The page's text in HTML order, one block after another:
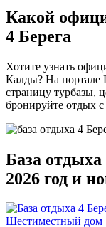
Какой
4 Берега
Хотите узнать
Калды? На портале
страницу турбазы,
бронируйте отдых
База
2026 год и